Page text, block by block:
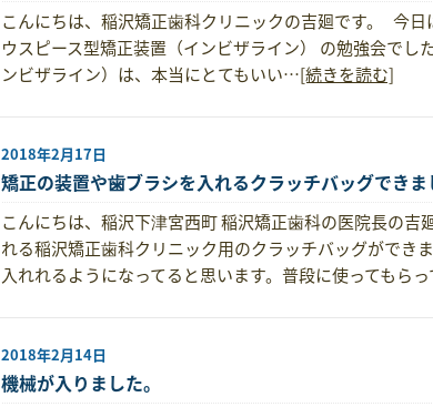
こんにちは、稲沢矯正歯科クリニックの吉廻です。 今
ウスピース型矯正装置（インビザライン） の勉強会でし
ンビザライン）は、本当にとてもいい…[続きを読む]
2018年2月17日
矯正の装置や歯ブラシを入れるクラッチバッグできま
こんにちは、稲沢下津宮西町 稲沢矯正歯科の医院長の吉
れる稲沢矯正歯科クリニック用のクラッチバッグができ
入れれるようになってると思います。普段に使ってもら
2018年2月14日
機械が入りました。